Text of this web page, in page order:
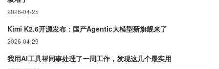
2026-04-25
Kimi K2.6开源发布：国产Agentic大模型新旗舰来了
2026-04-29
我用AI工具帮同事处理了一周工作，发现这几个最实用